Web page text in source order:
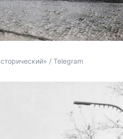
/ Telegram